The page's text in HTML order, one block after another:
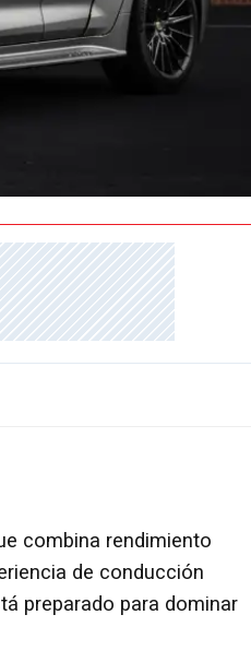
combina rendimiento
de conducción
preparado para dominar